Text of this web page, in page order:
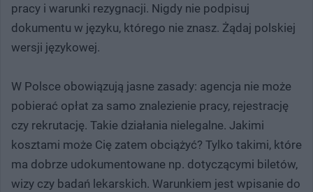
pracy i warunki rezygnacji. Nigdy nie podpisuj
dokumentu w języku, którego nie znasz. Żądaj polskiej
wersji językowej.
W Polsce obowiązują jasne zasady: agencja nie może
pobierać opłat za samo znalezienie pracy, rejestrację
czy rekrutację. Takie działania nielegalne. Jakimi
kosztami może Cię zatem obciążyć? Tylko takimi, które
ma dobrze udokumentowane np. dotyczącymi biletów,
wizy czy badań lekarskich. Warunkiem jest wpisanie do